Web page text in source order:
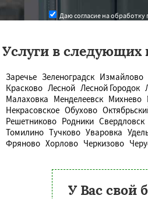
Даю согласие на
Услуги в следующих
Заречье Зеленоградск Измайлово
Красково Лесной Лесной Городок
Малаховка Менделеевск Михнево
Некрасовское Обухово
Решетниково Родники Свердловск
Томилино Тучково Уваровка
Фряново Хорлово Черкизово
У Вас свой